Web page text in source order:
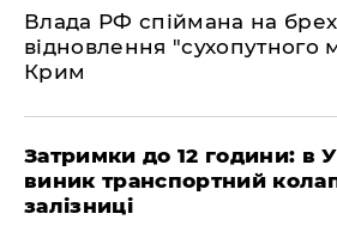
Влада РФ спіймана на
відновлення "сухопутного
Крим
Затримки до 12 години: в
виник транспортний
залізниці